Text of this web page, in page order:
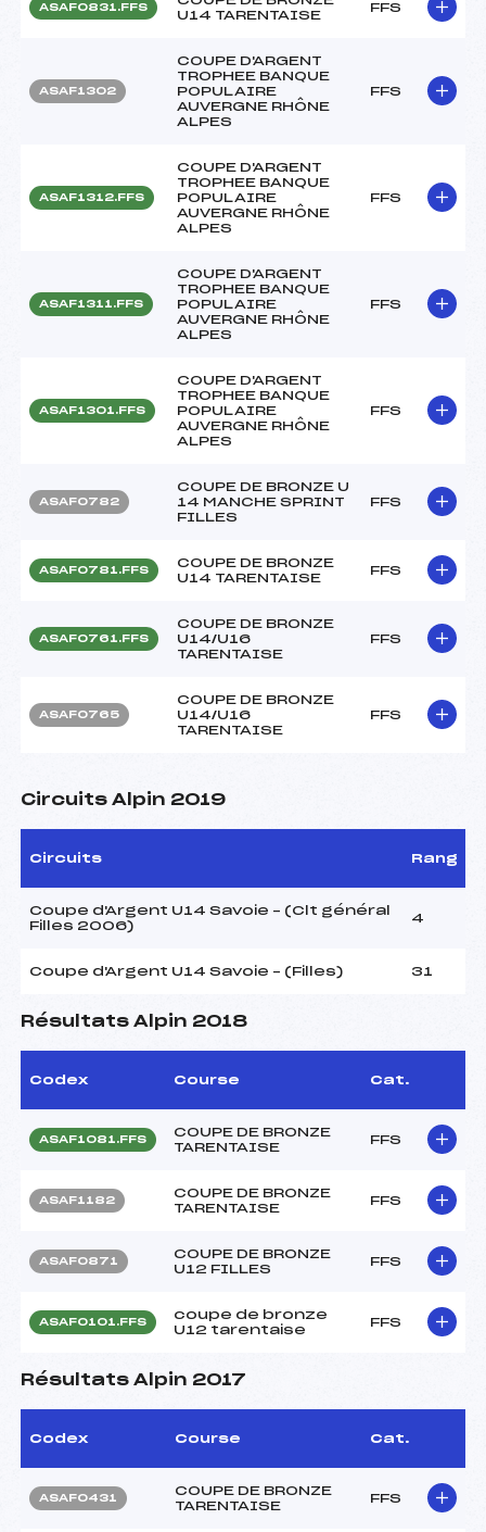
ASAF0831.FFS
U14 TARENTAISE
FFS
ASAF1302
COUPE D'ARGENT
TROPHEE BANQUE
POPULAIRE
AUVERGNE RHÔNE
ALPES
FFS
ASAF1312.FFS
COUPE D'ARGENT
TROPHEE BANQUE
POPULAIRE
AUVERGNE RHÔNE
ALPES
FFS
ASAF1311.FFS
COUPE D'ARGENT
TROPHEE BANQUE
POPULAIRE
AUVERGNE RHÔNE
ALPES
FFS
ASAF1301.FFS
COUPE D'ARGENT
TROPHEE BANQUE
POPULAIRE
AUVERGNE RHÔNE
ALPES
FFS
ASAF0782
COUPE DE BRONZE U
14 MANCHE SPRINT
FILLES
FFS
ASAF0781.FFS
COUPE DE BRONZE
U14 TARENTAISE
FFS
ASAF0761.FFS
COUPE DE BRONZE
U14/U16
TARENTAISE
FFS
ASAF0765
COUPE DE BRONZE
U14/U16
TARENTAISE
FFS
Circuits Alpin 2019
Circuits Rang
Coupe d'Argent U14 Savoie – (Clt général
Filles 2006)
4
Coupe d'Argent U14 Savoie – (Filles) 31
Résultats Alpin 2018
Codex Course Cat.
ASAF1081.FFS
COUPE DE BRONZE
TARENTAISE
FFS
ASAF1182
COUPE DE BRONZE
TARENTAISE
FFS
ASAF0871
COUPE DE BRONZE
U12 FILLES
FFS
ASAF0101.FFS
coupe de bronze
U12 tarentaise
FFS
Résultats Alpin 2017
Codex Course Cat.
ASAF0431
COUPE DE BRONZE
TARENTAISE
FFS